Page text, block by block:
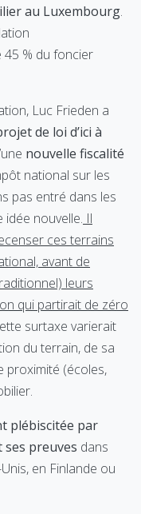
au Luxembourg.
% du foncier
Luc Frieden a
de loi d’ici à
nouvelle fiscalité
national sur les
pas entré dans les
idée nouvelle. Il
ces terrains
avant de
leurs
qui partirait de zéro
surtaxe varierait
du terrain, de sa
proximité (écoles,
plébiscitée par
ses preuves dans
en Finlande ou